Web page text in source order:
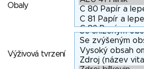
Obaly
Výživová tvrzení